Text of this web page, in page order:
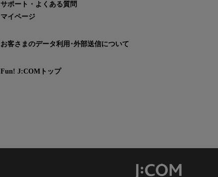
サポート・よくある質問
マイページ
お客さまのデータ利用･外部送信について
Fun! J:COMトップ